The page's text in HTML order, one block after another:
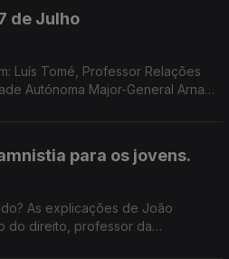
de Julho
General Arnaut
para os jovens.
João
do direito, professor da